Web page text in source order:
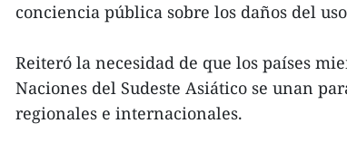
conciencia pública sobre los daños del
Reiteró la necesidad de que los países
Naciones del Sudeste Asiático se unan
regionales e internacionales.